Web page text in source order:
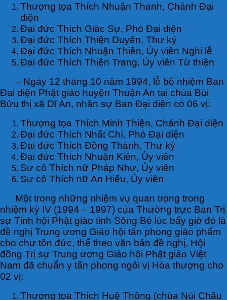
Thượng tọa Thích Nhuận Thanh, Chánh Đại
diện
Đại đức Thích Giác Sự, Phó Đại diện
Đại đức Thích Thiện Duyên, Thư ký
Đại đức Thích Nhuận Thiền, Ủy viên Nghi lễ
Đại đức Thích Thiện Trang, Ủy viên Từ thiện
– Ngày 12 tháng 10 năm 1994, lễ bổ nhiệm Ban
Đại diện Phật giáo huyện Thuận An tại chùa Bùi
Bửu thị xã Dĩ An, nhân sự Ban Đại diện có 06 vị:
Thượng tọa Thích Minh Thiện, Chánh Đại diện
Đại đức Thích Nhất Chí, Phó Đại diện
Đại đức Thích Đồng Thành, Thư ký
Đại đức Thích Nhuận Kiên, Ủy viên
Sư cô Thích nữ Pháp Như, Ủy viên
Sư cô Thích nữ An Hiếu, Ủy viên
Một trong những nhiệm vụ quan trọng trong
nhiệm kỳ IV (1994 – 1997) của Thường trực Ban Trị
sự Tỉnh hội Phật giáo tỉnh Sông Bé lúc bấy giờ đó là
đề nghị Trung ương Giáo hội tấn phong giáo phẩm
cho chư tôn đức, thể theo văn bản đề nghị, Hội
đồng Trị sự Trung ương Giáo hội Phật giáo Việt
Nam đã chuẩn y tấn phong ngôi vị Hòa thượng cho
02 vị:
Thượng tọa Thích Huệ Thông (chùa Núi Châu